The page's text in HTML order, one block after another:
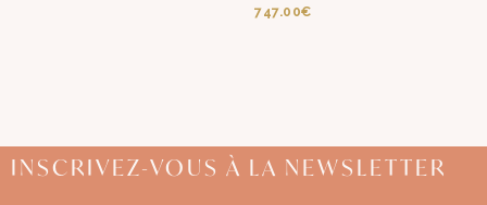
747.00€
INSCRIVEZ-VOUS À LA NEWSLETTER